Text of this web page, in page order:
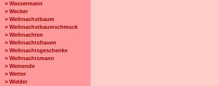
» Wassermann
» Wecker
» Weihnachstbaum
» Weihnachstbaumschmuck
» Weihnachten
» Weihnachtsfrauen
» Weihnachtsgeschenke
» Weihnachtsmann
» Weinende
» Wetter
» Widder